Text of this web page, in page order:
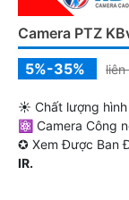
Camera PTZ
5%-35%
liên
☀️ Chất lượng
IR.